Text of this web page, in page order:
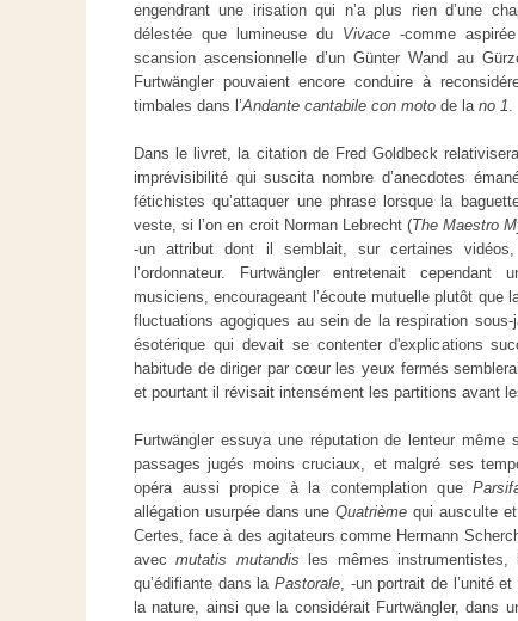
engendrant une irisation qui n’a plus rien d’une
délestée que lumineuse du Vivace-comme
scansion ascensionnelle d’un Günter Wand au
Furtwängler pouvaient encore conduire à
timbales dans l’Andante cantabile con moto de la no 1.
Dans le livret, la citation de Fred Goldbeck
imprévisibilité qui suscita nombre d’anecdotes
fétichistes qu’attaquer une phrase lorsque la
veste, si l’on en croit Norman Lebrecht (The Maestro
-un attribut dont il semblait, sur certaines
l’ordonnateur. Furtwängler entretenait
musiciens, encourageant l’écoute mutuelle plutôt que
fluctuations agogiques au sein de la respiration sous-
ésotérique qui devait se contenter d'explications
habitude de diriger par cœur les yeux fermés
et pourtant il révisait intensément les partitions avant
Furtwängler essuya une réputation de lenteur même
passages jugés moins cruciaux, et malgré ses
opéra aussi propice à la contemplation que
allégation usurpée dans uneQuatrième qui ausculte
Certes, face à des agitateurs comme Hermann
avecmutatis mutandis les mêmes instrumentistes,
qu’édifiante dans la Pastorale, -un portrait de l’unité et
la nature, ainsi que la considérait Furtwängler, dans